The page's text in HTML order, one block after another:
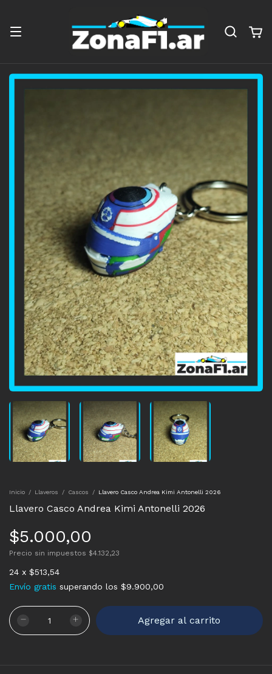
Inicio / Llaveros / Cascos / Llavero Casco Andrea Kimi Antonelli 2026
Llavero Casco Andrea Kimi Antonelli 2026
$5.000,00
Precio sin impuestos $4.132,23
24 x $513,54
Envío gratis superando los $9.900,00